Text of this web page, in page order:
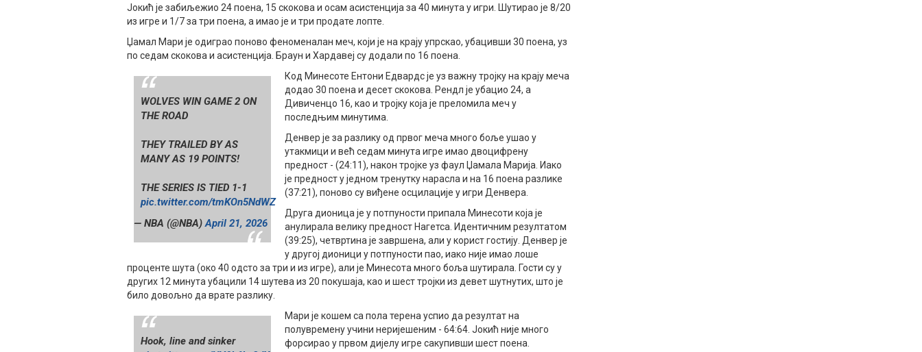
Јокић је забиљежио 24 поена, 15 скокова и осам асистенција за 40 минута у игри. Шутирао је 8/20
из игре и 1/7 за три поена, а имао је и три продате лопте.
Џамал Мари је одиграо поново феноменалан меч, који је на крају упрскао, убацивши 30 поена, уз
по седам скокова и асистенција. Браун и Хардавеј су додали по 16 поена.
WOLVES WIN GAME 2 ON
THE ROAD
THEY TRAILED BY AS
MANY AS 19 POINTS!
THE SERIES IS TIED 1-1
pic.twitter.com/tmKOn5NdWZ
— NBA (@NBA)April 21, 2026
Код Минесоте Ентони Едвардс је уз важну тројку на крају меча
додао 30 поена и десет скокова. Рендл је убацио 24, а
Дивиченцо 16, као и тројку која је преломила меч у
последњим минутима.
Денвер је за разлику од првог меча много боље ушао у
утакмици и већ седам минута игре имао двоцифрену
предност - (24:11), након тројке уз фаул Џамала Марија. Иако
је предност у једном тренутку нарасла и на 16 поена разлике
(37:21), поново су виђене осцилације у игри Денвера.
Друга дионица је у потпуности припала Минесоти која је
анулирала велику предност Нагетса. Идентичним резултатом
(39:25), четвртина је завршена, али у корист гостију. Денвер је
у другој дионици у потпуности пао, иако није имао лоше
проценте шута (око 40 одсто за три и из игре), али је Минесота много боља шутирала. Гости су у
других 12 минута убацили 14 шутева из 20 покушаја, као и шест тројки из девет шутнутих, што је
било довољно да врате разлику.
Hook, line and sinker
Мари је кошем са пола терена успио да резултат на
полувремену учини неријешеним - 64:64. Јокић није много
форсирао у првом дијелу игре сакупивши шест поена.